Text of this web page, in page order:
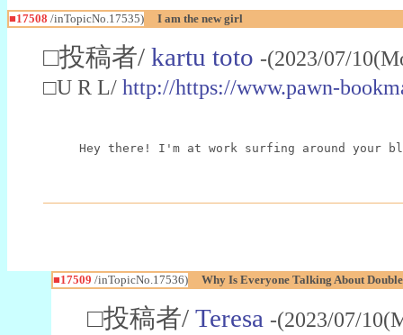
■17508 /inTopicNo.17535) I am the new girl
□投稿者/ kartu toto -(2023/07/
□U R L/ http://https://www.pawn-
Hey there! I'm at work surfing around your
■17509 /inTopicNo.17536) Why Is Everyone Talking About
□投稿者/ Teresa -(2023/07/